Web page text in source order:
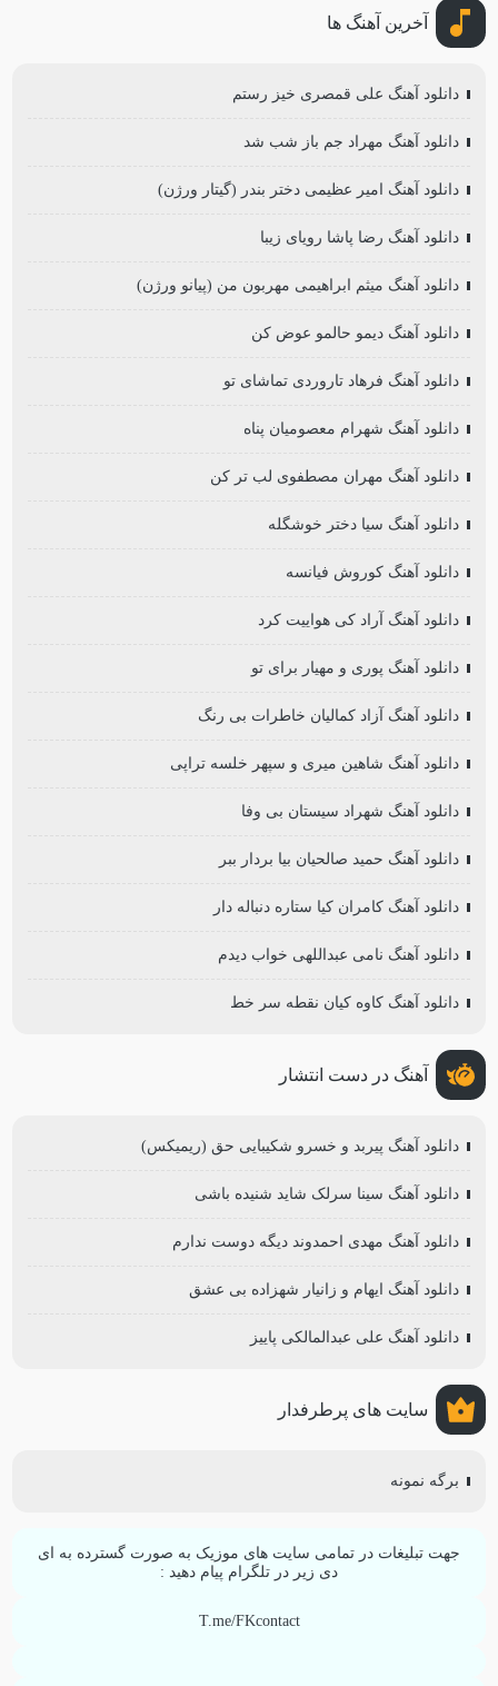
آخرین آهنگ ها
دانلود آهنگ علی قمصری خیز رستم
دانلود آهنگ مهراد جم باز شب شد
دانلود آهنگ امیر عظیمی دختر بندر (گیتار ورژن)
دانلود آهنگ رضا پاشا رویای زیبا
دانلود آهنگ میثم ابراهیمی مهربون من (پیانو ورژن)
دانلود آهنگ دیمو حالمو عوض کن
دانلود آهنگ فرهاد تاروردی تماشای تو
دانلود آهنگ شهرام معصومیان پناه
دانلود آهنگ مهران مصطفوی لب تر کن
دانلود آهنگ سیا دختر خوشگله
دانلود آهنگ کوروش فیانسه
دانلود آهنگ آراد کی هواییت کرد
دانلود آهنگ پوری و مهیار برای تو
دانلود آهنگ آزاد کمالیان خاطرات بی رنگ
دانلود آهنگ شاهین میری و سپهر خلسه تراپی
دانلود آهنگ شهراد سیستان بی وفا
دانلود آهنگ حمید صالحیان بیا بردار ببر
دانلود آهنگ کامران کیا ستاره دنباله دار
دانلود آهنگ نامی عبداللهی خواب دیدم
دانلود آهنگ کاوه کیان نقطه سر خط
آهنگ در دست انتشار
دانلود آهنگ پیربد و خسرو شکیبایی حق (ریمیکس)
دانلود آهنگ سینا سرلک شاید شنیده باشی
دانلود آهنگ مهدی احمدوند دیگه دوست ندارم
دانلود آهنگ ایهام و زانیار شهزاده بی عشق
دانلود آهنگ علی عبدالمالکی پاییز
سایت های پرطرفدار
برگه نمونه
جهت تبلیغات در تمامی سایت های موزیک به صورت گسترده به ای
دی زیر در تلگرام پیام دهید :
T.me/FKcontact